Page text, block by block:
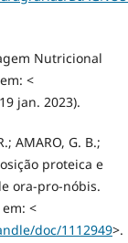
Nutricional
<
jan. 2023).
AMARO, G. B.;
proteica e
ora-pro-nóbis.
<
doc/1112949>.